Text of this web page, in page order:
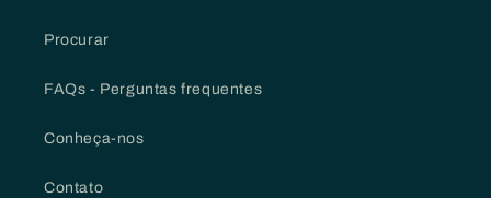
Procurar
FAQs - Perguntas frequentes
Conheça-nos
Contato